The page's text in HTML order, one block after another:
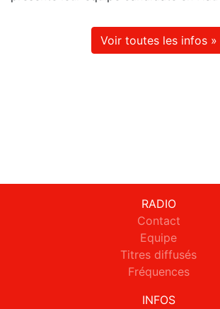
Voir toutes les infos »
RADIO
Contact
Equipe
Titres diffusés
Fréquences
INFOS